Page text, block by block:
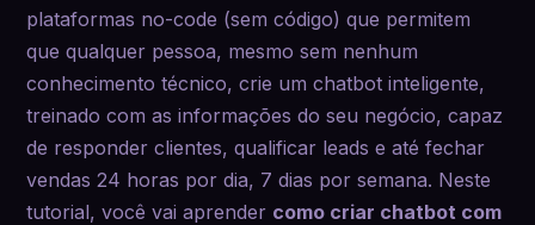
plataformas no-code (sem código) que permitem
que qualquer pessoa, mesmo sem nenhum
conhecimento técnico, crie um chatbot inteligente,
treinado com as informações do seu negócio, capaz
de responder clientes, qualificar leads e até fechar
vendas 24 horas por dia, 7 dias por semana. Neste
tutorial, você vai aprender como criar chatbot com